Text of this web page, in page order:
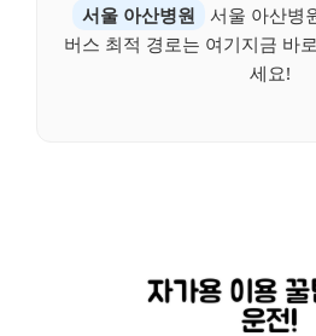
서울 아산병원
서울 아산병
버스 최적 경로는 여기지금 바
세요!